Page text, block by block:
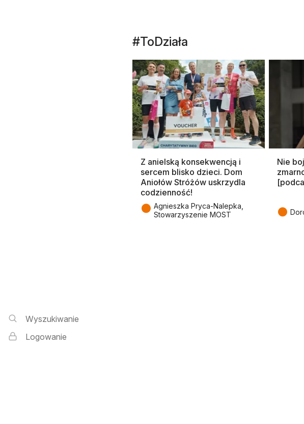
Wyszukiwarka i logowanie
Wyszukiwanie
Logowanie
#ToDziała
Z anielską konsekwencją i
sercem blisko dzieci. Dom
Aniołów Stróżów uskrzydla
codzienność!
● Agnieszka Pryca-Nalepka,
Stowarzyszenie MOST
Nie
●